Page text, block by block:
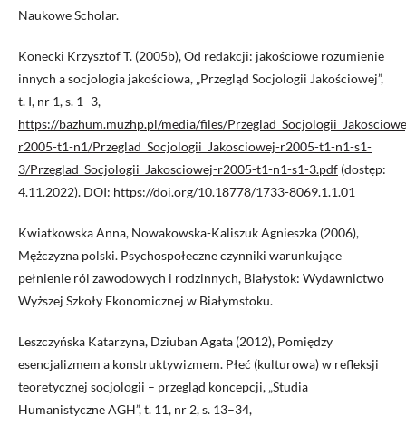
Naukowe Scholar.
Konecki Krzysztof T. (2005b), Od redakcji: jakościowe rozumienie
innych a socjologia jakościowa, „Przegląd Socjologii Jakościowej”,
t. I, nr 1, s. 1–3,
https://bazhum.muzhp.pl/media/files/
r2005-t1-n1/Przeglad_Socjologii_Jakosciowej-r2005-t1-n1-s1-
3/Przeglad_Socjologii_Jakosciowej-r2005-t1-n1-s1-3.pdf (dostęp:
4.11.2022). DOI: https://doi.org/10.18778/1733-8069.1.1.01
Kwiatkowska Anna, Nowakowska-Kaliszuk Agnieszka (2006),
Mężczyzna polski. Psychospołeczne czynniki warunkujące
pełnienie ról zawodowych i rodzinnych, Białystok: Wydawnictwo
Wyższej Szkoły Ekonomicznej w Białymstoku.
Leszczyńska Katarzyna, Dziuban Agata (2012), Pomiędzy
esencjalizmem a konstruktywizmem. Płeć (kulturowa) w refleksji
teoretycznej socjologii – przegląd koncepcji, „Studia
Humanistyczne AGH”, t. 11, nr 2, s. 13–34,